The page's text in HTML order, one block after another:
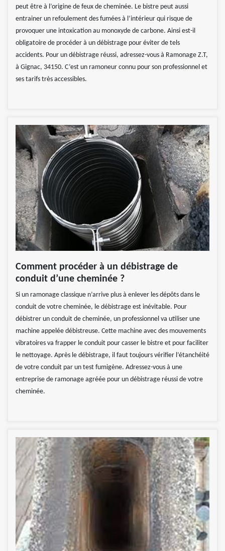
peut être à l’origine de feux de cheminée. Le bistre peut aussi
entrainer un refoulement des fumées à l’intérieur qui risque de
provoquer une intoxication au monoxyde de carbone. Ainsi est-il
obligatoire de procéder à un débistrage pour éviter de tels
accidents. Pour un débistrage réussi, adressez-vous à Ramonage Z.T,
à Gignac, 34150. C’est un ramoneur connu pour son professionnel et
ses tarifs très accessibles.
Comment procéder à un débistrage de
conduit d’une cheminée ?
Si un ramonage classique n’arrive plus à enlever les dépôts dans le
conduit de votre cheminée, le débistrage est inévitable. Pour
débistrer un conduit de cheminée, un professionnel va utiliser une
machine appelée débistreuse. Cette machine avec des mouvements
vibratoires va frapper le conduit pour casser le bistre et pour faciliter
le nettoyage. Après le débistrage, il faut toujours vérifier l’étanchéité
de votre conduit par un test fumigène. Adressez-vous à une
entreprise de ramonage agréée pour un débistrage réussi de votre
cheminée.